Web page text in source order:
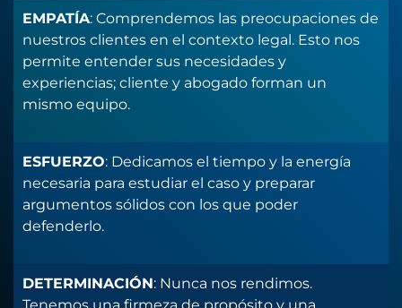
EMPATÍA: Comprendemos las preocupaciones de
nuestros clientes en el contexto legal. Esto nos
permite entender sus necesidades y
experiencias; cliente y abogado forman un
mismo equipo.
ESFUERZO: Dedicamos el tiempo y la energía
necesaria para estudiar el caso y preparar
argumentos sólidos con los que poder
defenderlo.
DETERMINACIÓN: Nunca nos rendimos.
Tenemos una firmeza de propósito y una